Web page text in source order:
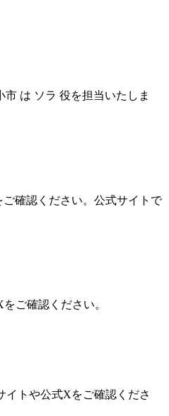
は ソラ 役を担当いたしま
確認ください。公式サイトで
ご確認ください。
イトや公式Xをご確認くださ